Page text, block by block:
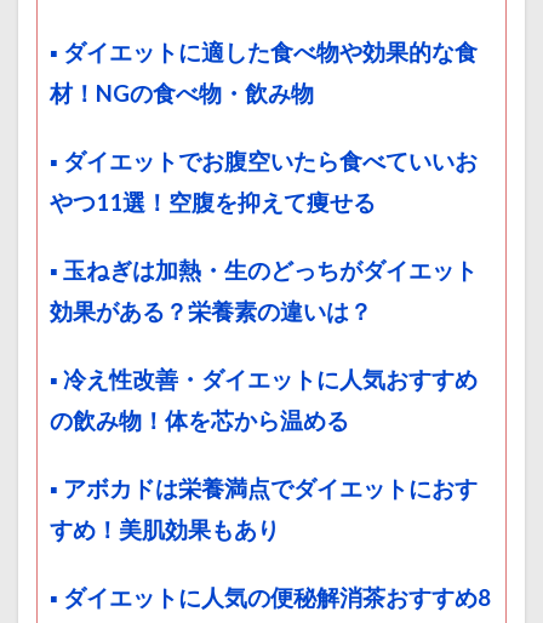
▪ ダイエットに適した食べ物や効果的な食
材！NGの食べ物・飲み物
▪ ダイエットでお腹空いたら食べていいお
やつ11選！空腹を抑えて痩せる
▪ 玉ねぎは加熱・生のどっちがダイエット
効果がある？栄養素の違いは？
▪ 冷え性改善・ダイエットに人気おすすめ
の飲み物！体を芯から温める
▪ アボカドは栄養満点でダイエットにおす
すめ！美肌効果もあり
▪ ダイエットに人気の便秘解消茶おすすめ8